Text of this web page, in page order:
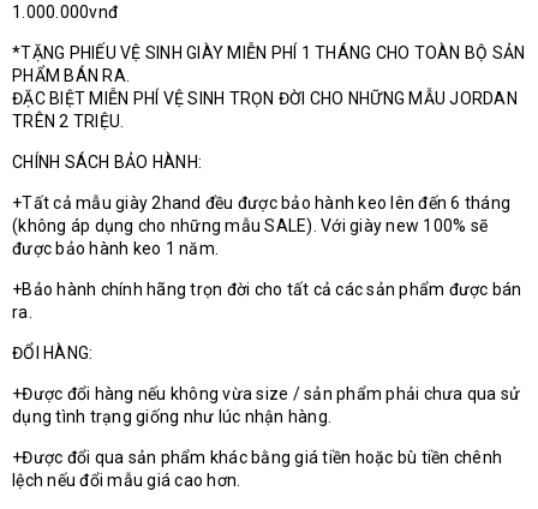
1.000.000vnđ
*TẶNG PHIẾU VỆ SINH GIÀY MIỄN PHÍ 1 THÁNG CHO TOÀN BỘ SẢN
PHẨM BÁN RA.
ĐẶC BIỆT MIỄN PHÍ VỆ SINH TRỌN ĐỜI CHO NHỮNG MẪU JORDAN
TRÊN 2 TRIỆU.
CHÍNH SÁCH BẢO HÀNH:
+Tất cả mẫu giày 2hand đều được bảo hành keo lên đến 6 tháng
(không áp dụng cho những mẫu SALE). Với giày new 100% sẽ
được bảo hành keo 1 năm.
+Bảo hành chính hãng trọn đời cho tất cả các sản phẩm được bán
ra.
ĐỔI HÀNG:
+Được đổi hàng nếu không vừa size / sản phẩm phải chưa qua sử
dụng tình trạng giống như lúc nhận hàng.
+Được đổi qua sản phẩm khác bằng giá tiền hoặc bù tiền chênh
lệch nếu đổi mẫu giá cao hơn.